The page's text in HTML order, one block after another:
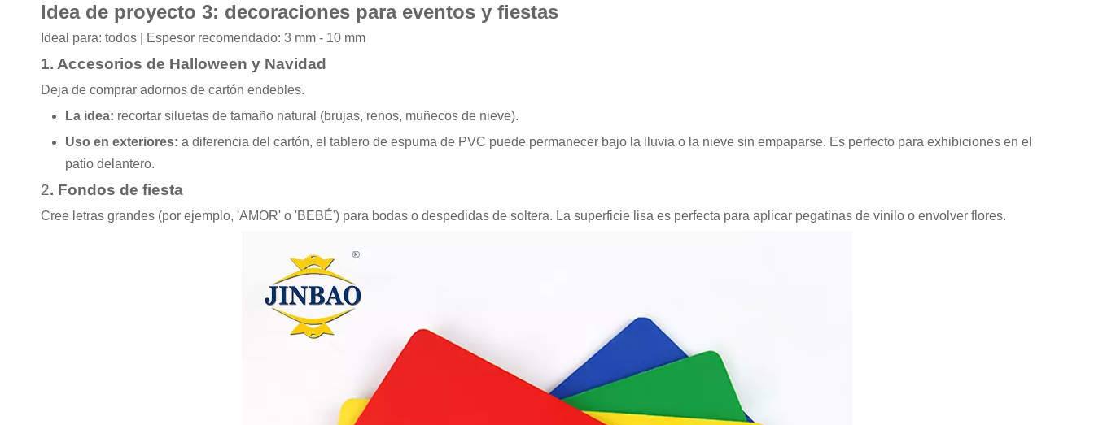
Idea de proyecto 3: decoraciones para eventos y fiestas
Ideal para: todos | Espesor recomendado: 3 mm - 10 mm
1. Accesorios de Halloween y Navidad
Deja de comprar adornos de cartón endebles.
La idea: recortar siluetas de tamaño natural (brujas, renos, muñecos de nieve).
Uso en exteriores: a diferencia del cartón, el tablero de espuma de PVC puede permanecer bajo la lluvia o la nieve sin empaparse. Es perfecto para exhibiciones en el
patio delantero.
2. Fondos de fiesta
Cree letras grandes (por ejemplo, 'AMOR' o 'BEBÉ') para bodas o despedidas de soltera. La superficie lisa es perfecta para aplicar pegatinas de vinilo o envolver flores.